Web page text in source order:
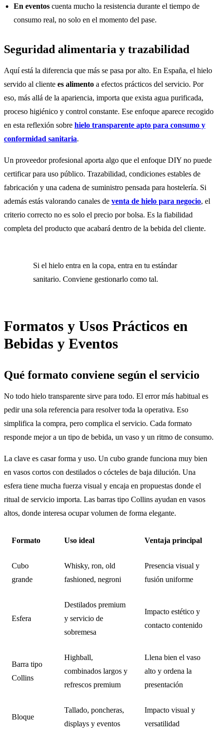
En eventos cuenta mucho la resistencia durante el tiempo de
consumo real, no solo en el momento del pase.
Seguridad alimentaria y trazabilidad
Aquí está la diferencia que más se pasa por alto. En España, el hielo
servido al cliente es alimento a efectos prácticos del servicio. Por
eso, más allá de la apariencia, importa que exista agua purificada,
proceso higiénico y control constante. Ese enfoque aparece recogido
en esta reflexión sobre hielo transparente apto para consumo y
conformidad sanitaria.
Un proveedor profesional aporta algo que el enfoque DIY no puede
certificar para uso público. Trazabilidad, condiciones estables de
fabricación y una cadena de suministro pensada para hostelería. Si
además estás valorando canales de venta de hielo para negocio, el
criterio correcto no es solo el precio por bolsa. Es la fiabilidad
completa del producto que acabará dentro de la bebida del cliente.
Si el hielo entra en la copa, entra en tu estándar
sanitario. Conviene gestionarlo como tal.
Formatos y Usos Prácticos en
Bebidas y Eventos
Qué formato conviene según el servicio
No todo hielo transparente sirve para todo. El error más habitual es
pedir una sola referencia para resolver toda la operativa. Eso
simplifica la compra, pero complica el servicio. Cada formato
responde mejor a un tipo de bebida, un vaso y un ritmo de consumo.
La clave es casar forma y uso. Un cubo grande funciona muy bien
en vasos cortos con destilados o cócteles de baja dilución. Una
esfera tiene mucha fuerza visual y encaja en propuestas donde el
ritual de servicio importa. Las barras tipo Collins ayudan en vasos
altos, donde interesa ocupar volumen de forma elegante.
Formato Uso ideal Ventaja principal
Cubo
grande
Whisky, ron, old
fashioned, negroni
Presencia visual y
fusión uniforme
Esfera
Destilados premium
y servicio de
sobremesa
Impacto estético y
contacto contenido
Barra tipo
Collins
Highball,
combinados largos y
refrescos premium
Llena bien el vaso
alto y ordena la
presentación
Bloque
Tallado, poncheras,
displays y eventos
Impacto visual y
versatilidad